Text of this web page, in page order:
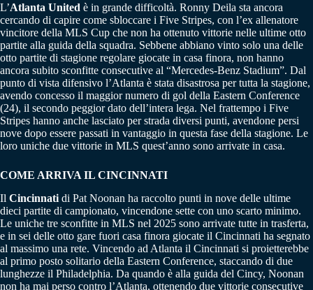
L’Atlanta United è in grande difficoltà. Ronny Deila sta ancora
cercando di capire come sbloccare i Five Stripes, con l’ex allenatore
vincitore della MLS Cup che non ha ottenuto vittorie nelle ultime otto
partite alla guida della squadra. Sebbene abbiano vinto solo una delle
otto partite di stagione regolare giocate in casa finora, non hanno
ancora subito sconfitte consecutive al “Mercedes-Benz Stadium”. Dal
punto di vista difensivo l’Atlanta è stata disastrosa per tutta la stagione,
avendo concesso il maggior numero di gol della Eastern Conference
(24), il secondo peggior dato dell’intera lega. Nel frattempo i Five
Stripes hanno anche lasciato per strada diversi punti, avendone persi
nove dopo essere passati in vantaggio in questa fase della stagione. Le
loro uniche due vittorie in MLS quest’anno sono arrivate in casa.
COME ARRIVA IL CINCINNATI
Il Cincinnati di Pat Noonan ha raccolto punti in nove delle ultime
dieci partite di campionato, vincendone sette con uno scarto minimo.
Le uniche tre sconfitte in MLS nel 2025 sono arrivate tutte in trasferta,
e in sei delle otto gare fuori casa finora giocate il Cincinnati ha segnato
al massimo una rete. Vincendo ad Atlanta il Cincinnati si proietterebbe
al primo posto solitario della Eastern Conference, staccando di due
lunghezze il Philadelphia. Da quando è alla guida del Cincy, Noonan
non ha mai perso contro l’Atlanta, ottenendo due vittorie consecutive